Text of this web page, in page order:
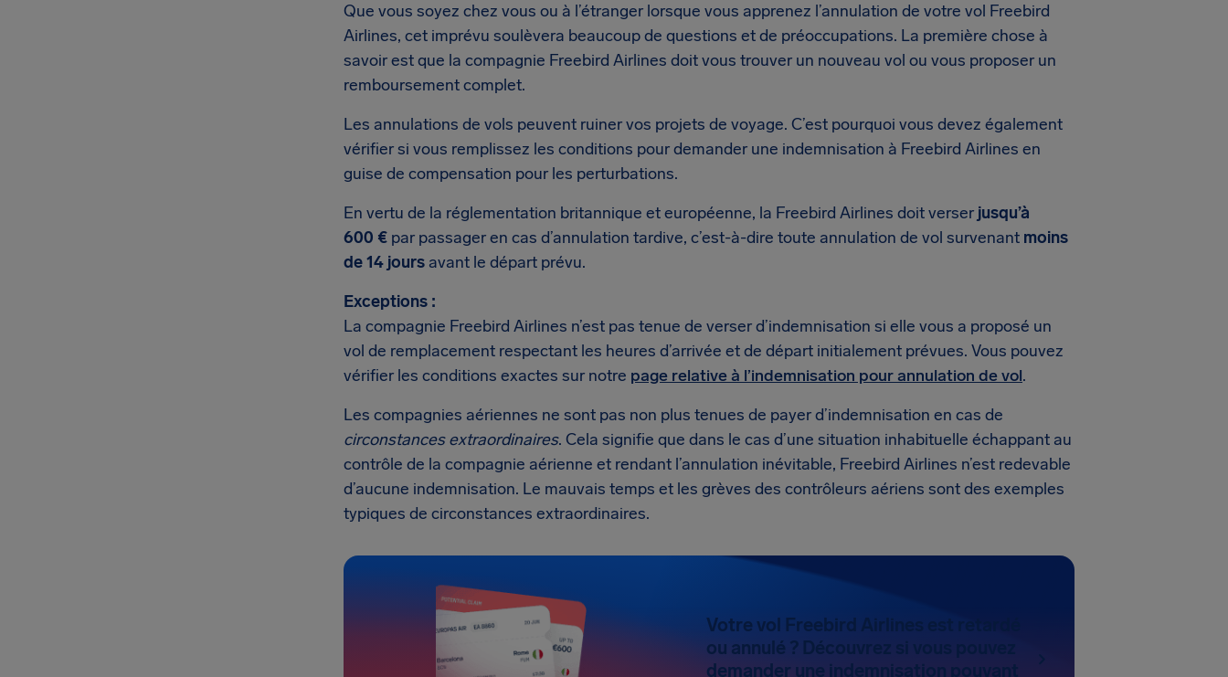
Que vous soyez chez vous ou à l’étranger lorsque vous apprenez l’annulation de votre vol Freebird
Airlines, cet imprévu soulèvera beaucoup de questions et de préoccupations. La première chose à
savoir est que la compagnie Freebird Airlines doit vous trouver un nouveau vol ou vous proposer un
remboursement complet.
Les annulations de vols peuvent ruiner vos projets de voyage. C’est pourquoi vous devez également
vérifier si vous remplissez les conditions pour demander une indemnisation à Freebird Airlines en
guise de compensation pour les perturbations.
En vertu de la réglementation britannique et européenne, la Freebird Airlines doit verser jusqu’à
600 € par passager en cas d’annulation tardive, c’est-à-dire toute annulation de vol survenant moins
de 14 jours avant le départ prévu.
Exceptions :
La compagnie Freebird Airlines n’est pas tenue de verser d’indemnisation si elle vous a proposé un
vol de remplacement respectant les heures d’arrivée et de départ initialement prévues. Vous pouvez
vérifier les conditions exactes sur notre page relative à l’indemnisation pour annulation de vol.
Les compagnies aériennes ne sont pas non plus tenues de payer d’indemnisation en cas de
circonstances extraordinaires. Cela signifie que dans le cas d’une situation inhabituelle échappant au
contrôle de la compagnie aérienne et rendant l’annulation inévitable, Freebird Airlines n’est redevable
d’aucune indemnisation. Le mauvais temps et les grèves des contrôleurs aériens sont des exemples
typiques de circonstances extraordinaires.
Votre vol Freebird Airlines est retardé
ou annulé ? Découvrez si vous pouvez
demander une indemnisation pouvant